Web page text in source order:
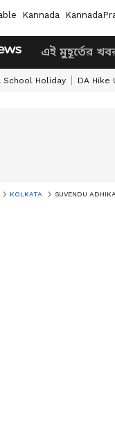
Kannada
এই মুহূর্তের
School Holiday DA Hike
KOLKATA SUVENDU